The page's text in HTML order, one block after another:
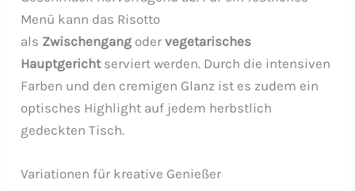
Menü kann das Risotto
als Zwischengang odervegetarisches
Hauptgerichtserviert werden. Durch die intensiven
Farben und den cremigen Glanz ist es zudem ein
optisches Highlight auf jedem herbstlich
gedeckten Tisch.
Variationen für kreative Genießer